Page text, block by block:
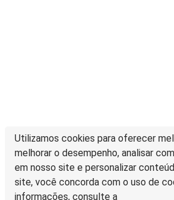
Utilizamos cookies para oferecer
melhorar o desempenho, analisar
em nosso site e personalizar
site, você concorda com o uso de
informações, consulte a